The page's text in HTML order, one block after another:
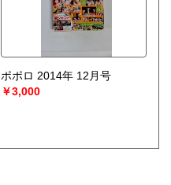
ポポロ 2014年 12月号
￥3,000